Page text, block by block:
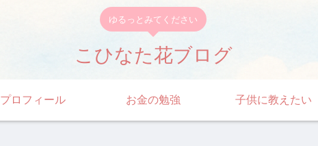
ゆるっとみてください
こひなた花ブログ
プロフィール お金の勉強 子供に教えたい